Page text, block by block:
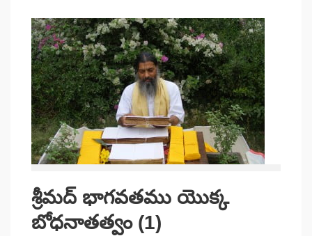
శ్రీమద్ భాగవతము యొక్క
బోధనాతత్వం (1)